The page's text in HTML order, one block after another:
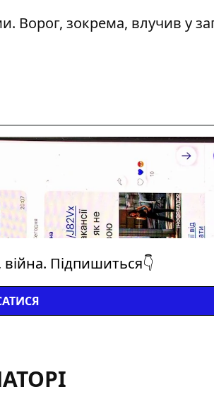
Ворог, зокрема, влучив у
Підпишиться👇